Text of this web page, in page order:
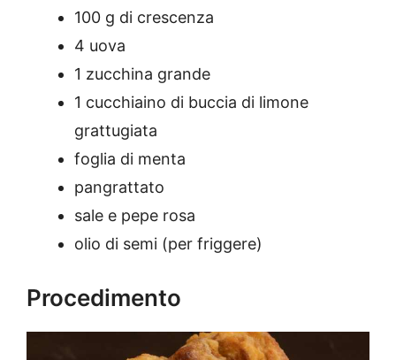
100 g di crescenza
4 uova
1 zucchina grande
1 cucchiaino di buccia di limone
grattugiata
foglia di menta
pangrattato
sale e pepe rosa
olio di semi (per friggere)
Procedimento